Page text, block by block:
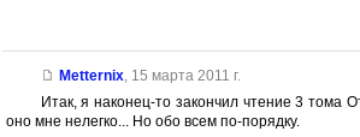
Metternix, 15 марта 2011 г.
Итак, я наконец-то закончил чтение 3 тома
оно мне нелегко... Но обо всем по-порядку.